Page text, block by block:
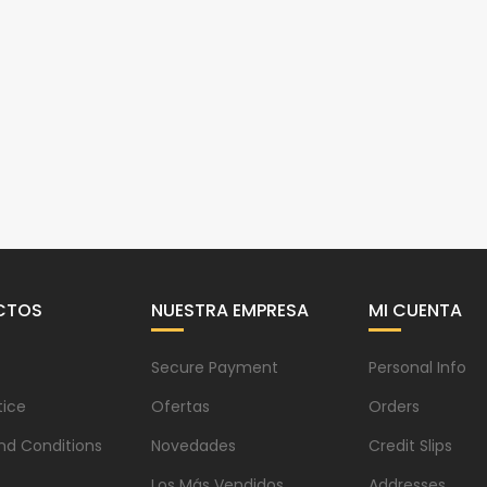
Conditions
NUESTRA EMPRESA
Secure Payment
Ofertas
Novedades
MI CUENTA
Personal Info
Orders
Credit Slips